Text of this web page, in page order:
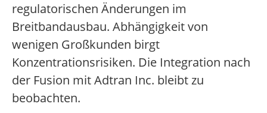
regulatorischen Änderungen im
Breitbandausbau. Abhängigkeit von
wenigen Großkunden birgt
Konzentrationsrisiken. Die Integration nach
der Fusion mit Adtran Inc. bleibt zu
beobachten.